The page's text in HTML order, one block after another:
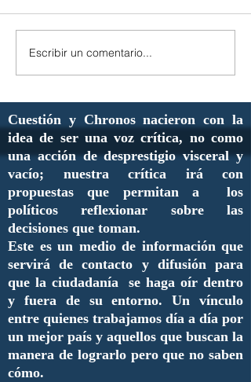
Escribir un comentario...
Cuestión y Chronos nacieron con la
idea de ser una voz crítica, no como
una acción de desprestigio visceral y
vacío; nuestra crítica irá con
propuestas que permitan a los
políticos reflexionar sobre las
decisiones que toman.
Este es un medio de información que
servirá de contacto y difusión para
que la ciudadanía se haga oír dentro
y fuera de su entorno. Un vínculo
entre quienes trabajamos día a día por
un mejor país y aquellos que buscan la
manera de lograrlo pero que no saben
cómo.